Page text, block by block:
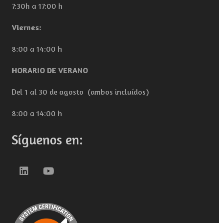
7:30h a 17:00 h
Viernes:
8:00 a 14:00 h
HORARIO DE VERANO
Del 1 al 30 de agosto (ambos incluídos)
8:00 a 14:00 h
Síguenos en: